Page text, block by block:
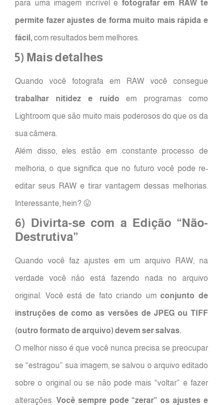
para uma imagem incrível e fotografar em RAW te
permite fazer ajustes de forma muito mais rápida e
fácil, com resultados bem melhores.
5) Mais detalhes
Quando você fotografa em RAW você consegue
trabalhar nitidez e ruído em programas como
Lightroom que são muito mais poderosos do que os da
sua câmera.
Além disso, eles estão em constante processo de
melhoria, o que significa que no futuro você pode re-
editar seus RAW e tirar vantagem dessas melhorias.
Interessante, hein? 😛
6) Divirta-se com a Edição “Não-
Destrutiva”
Quando você faz ajustes em um arquivo RAW, na
verdade você não está fazendo nada no arquivo
original. Você está de fato criando umconjunto de
instruções de como as versões de JPEG ou TIFF
(outro formato de arquivo) devem ser salvas.
O melhor nisso é que você nunca precisa se preocupar
se “estragou” sua imagem, se salvou o arquivo editado
sobre o original ou se não pode mais “voltar” e fazer
alterações. Você sempre pode “zerar” os ajustes e